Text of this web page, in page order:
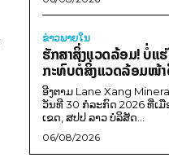
ຂ່າວພາຍ​ໃນ
ຮັກສາສິ່ງແວດລ້ອມ! ບໍ່ແ
ກະທົບຕໍ່ສິ່ງແວດລ້ອມໜ້
ອີງຕາມ Lane Xang
ວັນທີ 30 ກໍລະກົດ 2026 ທີ່ເ
ເຂດ, ສປປ ລາວ ບໍລິສັດ...
06/08/2026